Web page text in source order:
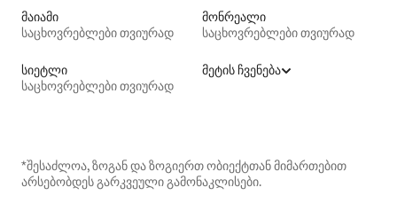
მაიამი
საცხოვრებლები თვიურად
მონრეალი
საცხოვრებლები თვიურად
სიეტლი
საცხოვრებლები თვიურად
მეტის ჩვენება
*შესაძლოა, ზოგან და ზოგიერთ ობიექტთან მიმართებით
არსებობდეს გარკვეული გამონაკლისები.